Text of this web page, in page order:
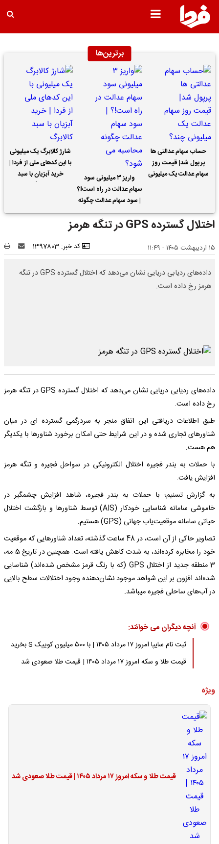
برترین‌ها
حساب سهام عدالتی ها
پرپول شد| قیمت روز
سهام عدالت یک میلیونی
واریز ۳ میلیونی سود
سهام عدالت در راه است!؟
| سود سهام عدالت چگونه
محاسبه می شود؟
شارژ کالابرگ یک میلیونی
با این کدهای ملی از فردا |
خرید آبزیان با سبد
اختلال گسترده GPS در تنگه هرمز
۱۵ اردیبهشت ۱۴۰۵ - ۱۱:۴۹ کد خبر: 1397803
داده‌های ردیابی دریایی نشان می‌دهد که اختلال گسترده GPS در تنگه
هرمز رخ داده است.
داده‌های ردیابی دریایی نشان می‌دهد که اختلال گسترده GPS در تنگه هرمز
رخ داده است.
طبق اطلاعات دریافتی این اتفاق منجر به سردرگمی گسترده ای در میان
شناورهای تجاری شده و در این شرایط حتی امکان برخورد شناورها با یکدیگر
هم هست.
با حملات به بندر فجیره اختلال الکترونیکی در سواحل فجیره و تنگه هرمز
افزایش یافت.
به گزارش تسنیم؛ با حملات به بندر فجیره، شاهد افزایش چشمگیر در
خاموشی سامانه شناسایی خودکار (AIS) توسط شناورها و بازگشت اختلال
حیاتی سامانه موقعیت‌یاب جهانی (GPS) هستیم.
تصاویر حاکی از آن است، در 48 ساعت گذشته، تعداد شناورهایی که موقعیت
خود را مخابره کرده‌اند، به شدت کاهش یافته است. همچنین در تاریخ 5 مه،
3 منطقه جدید از اختلال GPS (که با رنگ قرمز مشخص شده‌اند) شناسایی
شده‌اند افزون بر این شواهد موجود نشان‌دهنده وجود اختلالات سطح بالایی
در آب‌های ساحلی فجیره میباشد.
آنچه دیگران می خوانند:
ثبت نام سایپا امروز ۱۷ مرداد ۱۴۰۵ | با ۵۰۰ میلیون کوییک S بخرید
قیمت طلا و سکه امروز ۱۷ مرداد ۱۴۰۵ | قیمت طلا صعودی شد
ویژه
قیمت طلا و سکه امروز ۱۷ مرداد ۱۴۰۵ | قیمت طلا صعودی شد